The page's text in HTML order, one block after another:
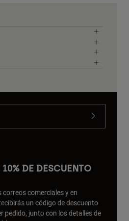
DE DESCUENTO
comerciales y en
un código de descuento
pedido, junto con los detalles de